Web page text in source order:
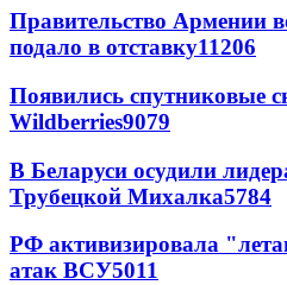
Правительство Армении
подало в отставку11206
Появились спутниковые
Wildberries9079
В Беларуси осудили
Трубецкой Михалка5784
РФ активизировала
атак ВСУ5011